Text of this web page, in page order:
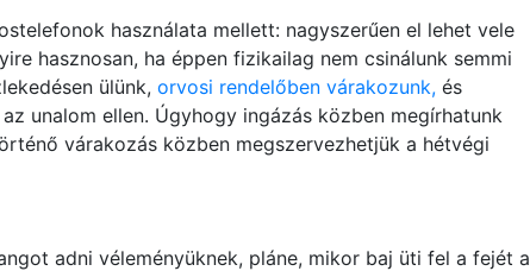
használata mellett: nagyszerűen el lehet vele
hasznosan, ha éppen fizikailag nem csinálunk semmi
ülünk, orvosi rendelőben várakozunk, és
unalom ellen. Úgyhogy ingázás közben megírhatunk
várakozás közben megszervezhetjük a hétvégi
adni véleményüknek, pláne, mikor baj üti fel a fejét a